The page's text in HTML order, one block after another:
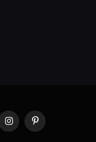
InstagramPinterest